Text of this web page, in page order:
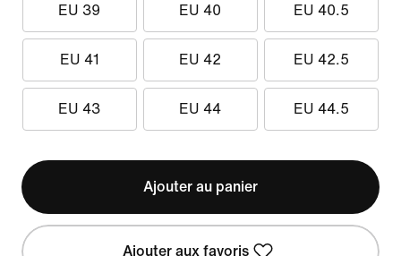
EU 39 EU 40 EU 40.5
EU 41 EU 42 EU 42.5
EU 43 EU 44 EU 44.5
Ajouter au panier
Ajouter aux favoris